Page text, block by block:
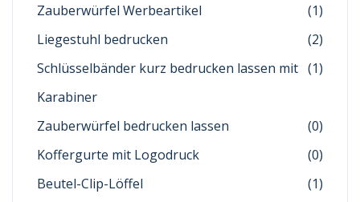
Zauberwürfel Werbeartikel
(1)
Liegestuhl bedrucken
(2)
Schlüsselbänder kurz bedrucken lassen mit
Karabiner
(1)
Zauberwürfel bedrucken lassen
(0)
Koffergurte mit Logodruck
(0)
Beutel-Clip-Löffel
(1)